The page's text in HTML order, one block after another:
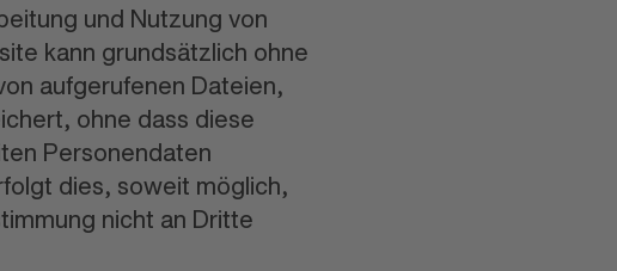
und Nutzung von
kann grundsätzlich ohne
aufgerufenen Dateien,
ohne dass diese
Personendaten
dies, soweit möglich,
nicht an Dritte